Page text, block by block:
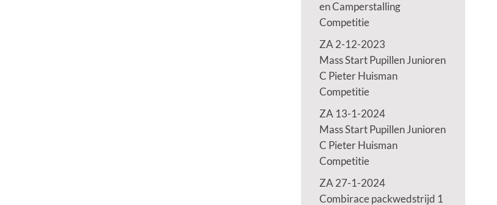
en Camperstalling
Competitie
ZA 2-12-2023
Mass Start Pupillen Junioren
C Pieter Huisman
Competitie
ZA 13-1-2024
Mass Start Pupillen Junioren
C Pieter Huisman
Competitie
ZA 27-1-2024
Combirace packwedstrijd 1